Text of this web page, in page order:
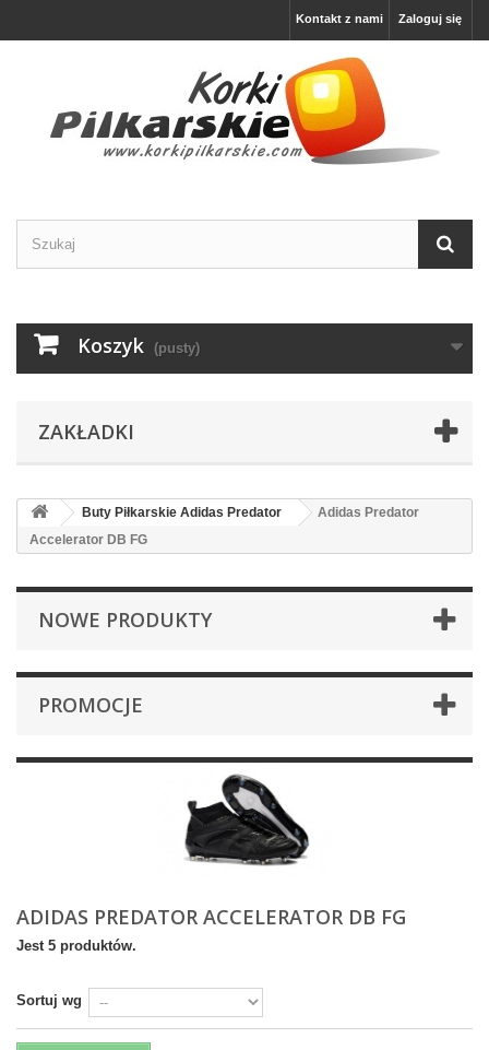
Zaloguj się
Kontakt z nami
Koszyk (pusty)
ZAKŁADKI
Buty Piłkarskie Adidas Predator
Adidas Predator
Accelerator DB FG
NOWE PRODUKTY
PROMOCJE
ADIDAS PREDATOR ACCELERATOR DB FG
Jest 5 produktów.
Sortuj wg